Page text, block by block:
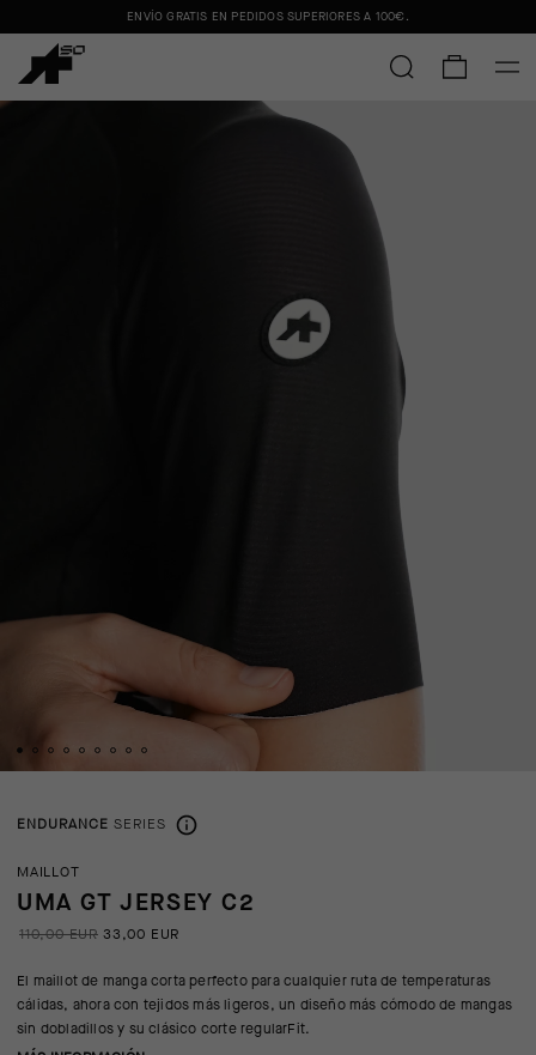
ENVÍO GRATIS EN PEDIDOS SUPERIORES A 100€ .
ENDURANCE SERIES
MAILLOT
UMA GT JERSEY C2
110,00 EUR 33,00 EUR
El maillot de manga corta perfecto para cualquier ruta de temperaturas
cálidas, ahora con tejidos más ligeros, un diseño más cómodo de mangas
sin dobladillos y su clásico corte regularFit.